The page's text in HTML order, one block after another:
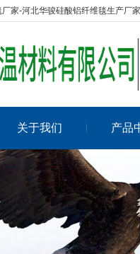
家-河北华骏硅酸铝纤维毯生产厂
关于我们 产品